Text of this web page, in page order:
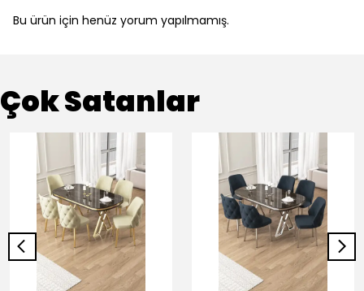
Bu ürün için henüz yorum yapılmamış.
Çok Satanlar